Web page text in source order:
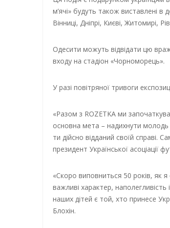
м’ячі» будуть також виставлені в
Вінниці, Дніпрі, Києві, Житомирі,
Одесити можуть відвідати цю
входу на стадіон «Чорноморець».
У разі повітряної тривоги
«Разом з ROZETKA ми
основна мета – надихнути
ти дійсно відданий своїй справі.
президент Української асоціації
«Скоро виповниться 50 років, як
важливі характер,
наших дітей є той, хто принесе
Блохін.